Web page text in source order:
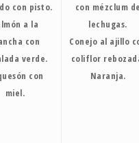
con pisto.
a la
con
verde.
con
miel.
con mézclum de
lechugas.
Conejo al ajillo
coliflor
Naranja.